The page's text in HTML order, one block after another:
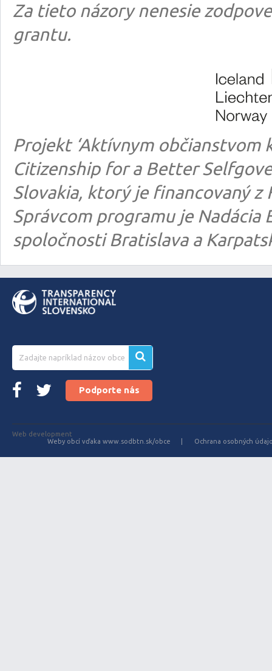
Za tieto názory nenesie
grantu.
Projekt ‘Aktívnym občianstvom
Citizenship for a Better
Slovakia, ktorý je financovaný z
Správcom programu je
spoločnosti Bratislava a
Podporte nás
Web development
Weby obcí vďaka www.sodbtn.sk/obce
Ochrana osobných